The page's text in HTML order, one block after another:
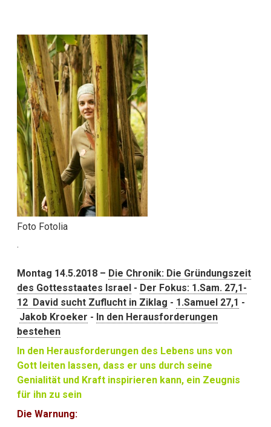
Foto Fotolia
.
Montag 14.5.2018 – Die Chronik: Die Gründungszeit
des Gottesstaates Israel - Der Fokus: 1.Sam. 27,1-
12 David sucht Zuflucht in Ziklag - 1.Samuel 27,1 -
Jakob Kroeker - In den Herausforderungen
bestehen
In den Herausforderungen des Lebens uns von
Gott leiten lassen, dass er uns durch seine
Genialität und Kraft inspirieren kann, ein Zeugnis
für ihn zu sein
Die Warnung: